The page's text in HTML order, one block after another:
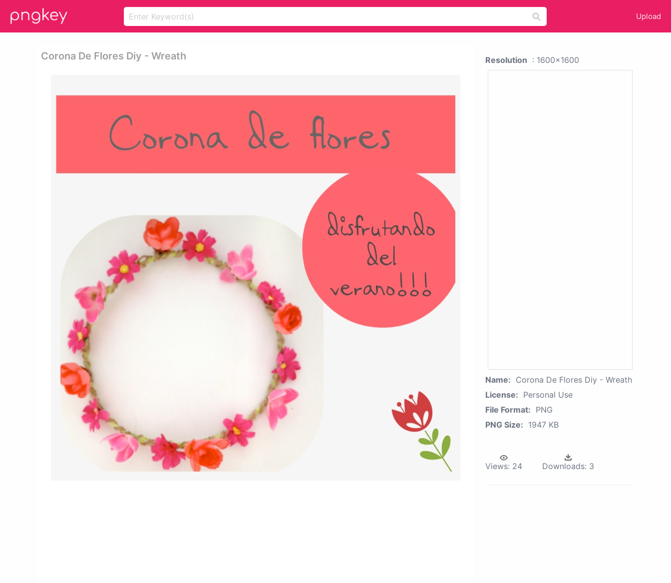
Upload
Corona De Flores Diy - Wreath Resolution : 1600x1600
Name: Corona De Flores Diy - Wreath
License: Personal Use
File Format: PNG
PNG Size: 1947 KB
Views: 24 Downloads: 3